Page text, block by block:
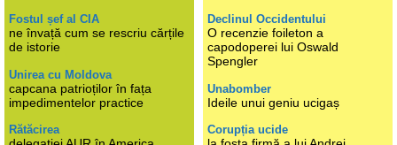
Fostul șef al CIA
ne învață cum se rescriu cărțile
de istorie
Unirea cu Moldova
capcana patrioților în fața
impedimentelor practice
Rătăcirea
Declinul Occidentului
O recenzie foileton a
capodoperei lui Oswald
Spengler
Unabomber
Ideile unui geniu ucigaș
Corupția ucide